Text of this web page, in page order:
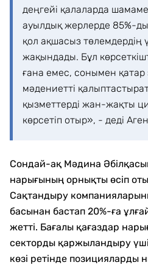
деңгейі қалаларда
ауылдық жерлерде 85%-
қол ақшасыз төлемдердің
жақындады. Бұл
ғана емес, сонымен
мәдениетті
қызметтерді жан-жақты
көрсетіп отыр», - деді
Сондай-ақ Мәдина
нарығының орнықты өсіп
Сақтандыру
басынан бастап 20%-ға
жетті. Бағалы қағаздар
секторды қаржыландыру
көзі ретінде позицияларды